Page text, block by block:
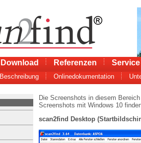
Download Referenzen Service
Beschreibung Onlinedokumentation
Die Screenshots in diesem
Screenshots mit Windows 10
scan2find Desktop